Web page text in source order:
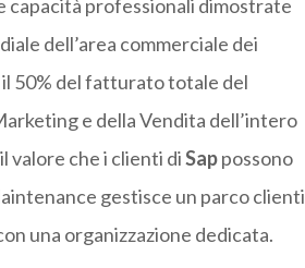
capacità professionali dimostrate
dell’area commerciale dei
50% del fatturato totale del
e della Vendita dell’intero
valore che i clienti diSappossono
gestisce un parco clienti
una organizzazione dedicata.